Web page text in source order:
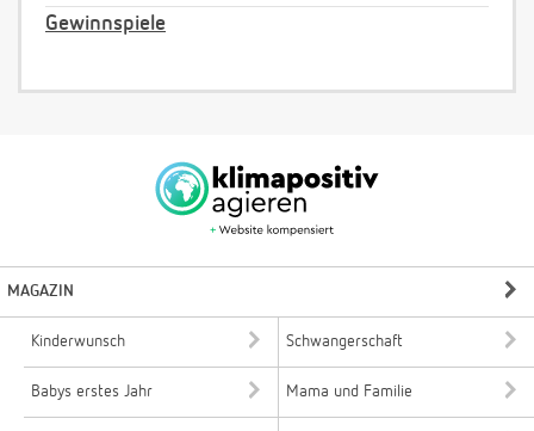
Gewinnspiele
MAGAZIN
Kinderwunsch Schwangerschaft
Babys erstes Jahr Mama und Familie